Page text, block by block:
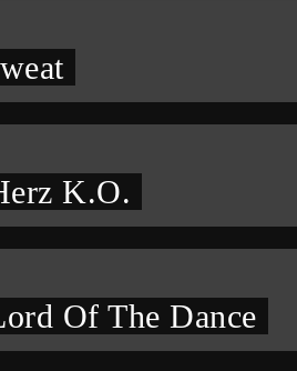
K.O.
Of The Dance